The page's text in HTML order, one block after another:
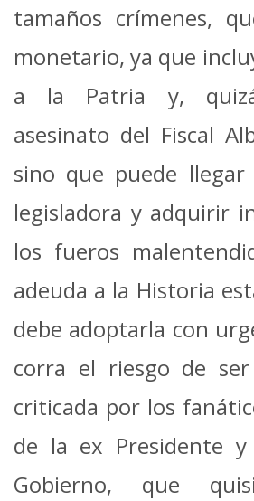
tamaños crímenes,
monetario, ya que
a la Patria y,
asesinato del Fiscal
sino que puede llegar
legisladora y adquirir
los fueros
adeuda a la Historia
debe adoptarla con
corra el riesgo de
criticada por los
de la ex Presidente
Gobierno, que